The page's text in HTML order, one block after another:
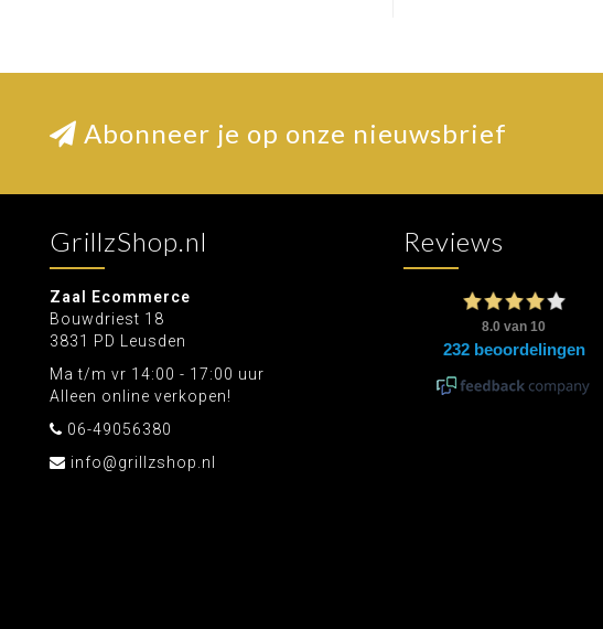
Abonneer je op onze nieuwsbrief
GrillzShop.nl
Zaal Ecommerce
Bouwdriest 18
3831 PD Leusden
Ma t/m vr 14:00 - 17:00 uur
Alleen online verkopen!
06-49056380
info@grillzshop.nl
Reviews